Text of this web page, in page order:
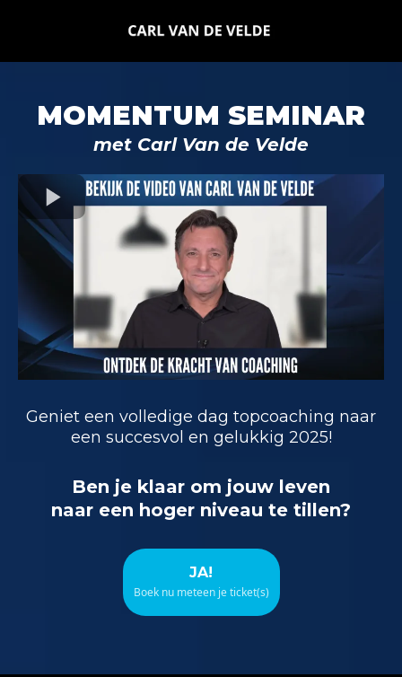
MOMENTUM SEMINAR
met Carl Van de Velde
Geniet een volledige dag topcoaching naar
een succesvol en gelukkig 2025!
Ben je klaar om jouw leven
naar een hoger niveau te tillen?
JA!
Boek nu meteen je ticket(s)